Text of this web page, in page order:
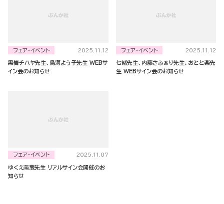
フェア・イベント 2025.11.12
黒岩チハヤ先生、鳥海よう子先生 WEBサ
イン会のお知らせ
フェア・イベント 2025.11.12
七緒先生、内藤さふぁり先生、おとと楽先
生 WEBサイン会のお知らせ
フェア・イベント 2025.11.07
ゆくえ萌葱先生 リアルサイン会開催のお
知らせ